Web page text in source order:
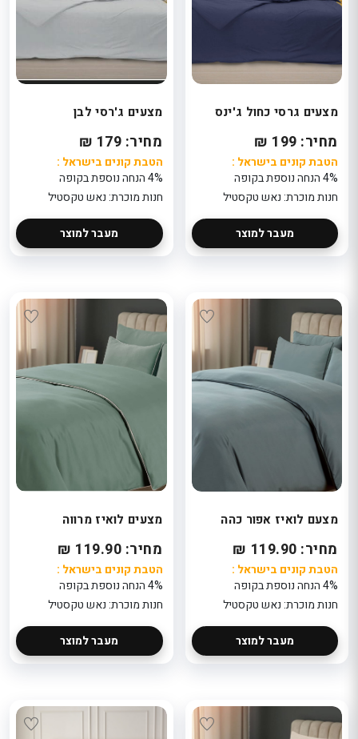
מצעים גרסי כחול ג'ינס
מחיר: 199 ₪
הטבת קונים בישראל :
4% הנחה נוספת בקופה
חנות מוכרת: נאש טקסטיל
מעבר למוצר
מצעים ג'רסי לבן
מחיר: 179 ₪
הטבת קונים בישראל :
4% הנחה נוספת בקופה
חנות מוכרת: נאש טקסטיל
מעבר למוצר
מצעם לואיז אפור כהה
מחיר: 119.90 ₪
הטבת קונים בישראל :
4% הנחה נוספת בקופה
חנות מוכרת: נאש טקסטיל
מעבר למוצר
מצעים לואיז מרווה
מחיר: 119.90 ₪
הטבת קונים בישראל :
4% הנחה נוספת בקופה
חנות מוכרת: נאש טקסטיל
מעבר למוצר